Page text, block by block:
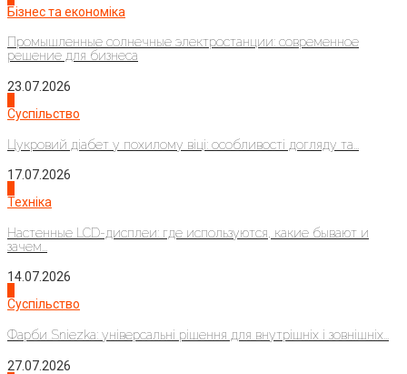
Бізнес та економіка
Промышленные солнечные электростанции: современное
решение для бизнеса
23.07.2026
Суспільство
Цукровий діабет у похилому віці: особливості догляду та...
17.07.2026
Техніка
Настенные LCD-дисплеи: где используются, какие бывают и
зачем...
14.07.2026
Суспільство
Фарби Sniezka: універсальні рішення для внутрішніх і зовнішніх...
27.07.2026